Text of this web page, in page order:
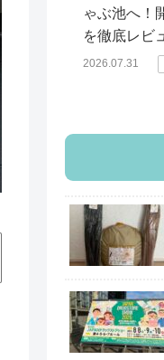
ゃぶ池へ！
を徹底レビ
2026.07.31